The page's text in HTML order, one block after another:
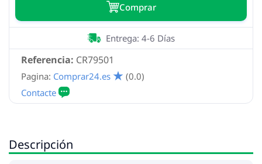
Сomprar
Referencia: CR79501
Entrega: 4-6 Días
Pagina: Comprar24.es (0.0)
Descripción